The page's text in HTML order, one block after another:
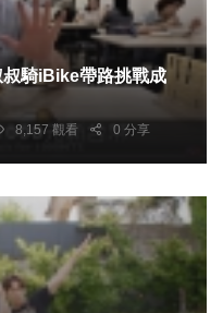
騎iBike帶路挑戰成
8,157 觀看 0 分享